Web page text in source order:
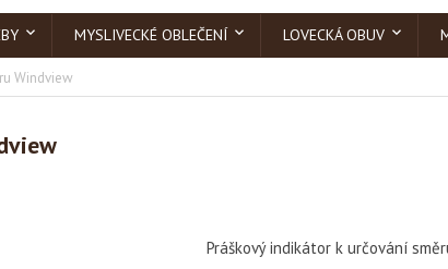
MYSLIVECKÉ OBLEČENÍ LOVECKÁ OBUV
Windview
Práškový indikátor k určování